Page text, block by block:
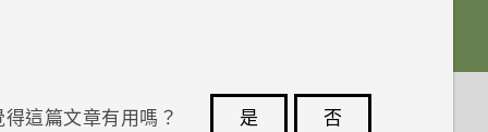
得這篇文章有用嗎？ 是
否